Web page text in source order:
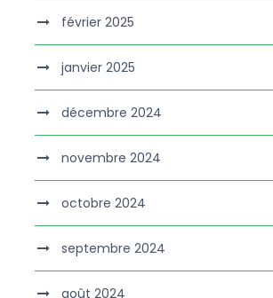
février 2025
janvier 2025
décembre 2024
novembre 2024
octobre 2024
septembre 2024
août 2024